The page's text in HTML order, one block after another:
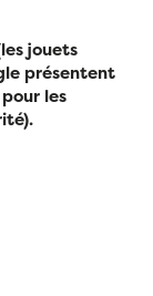
jouets
présentent
les